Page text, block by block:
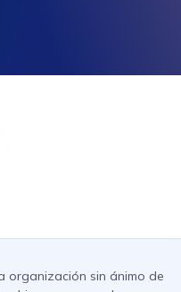
organización sin ánimo de